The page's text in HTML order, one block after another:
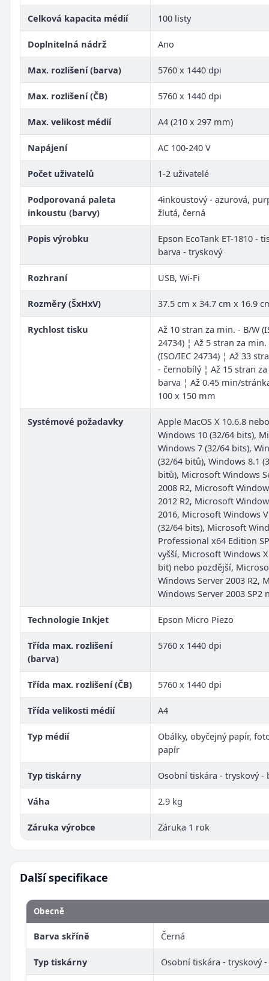
Celková kapacita médií 100 listy
Doplnitelná nádrž Ano
Max. rozlišení (barva) 5760 x 1440 dpi
Max. rozlišení (ČB) 5760 x 1440 dpi
Max. velikost médií A4 (210 x 297 mm)
Napájení AC 100-240 V
Počet uživatelů 1-2 uživatelé
Podporovaná paleta
inkoustu (barvy)
4inkoustový - azurová,
žlutá, černá
Popis výrobku
Epson EcoTank ET-1810 -
barva - tryskový
Rozhraní USB, Wi-Fi
Rozměry (ŠxHxV) 37.5 cm x 34.7 cm x 16.9
Rychlost tisku
Až 10 stran za min. - B/W
24734) ¦ Až 5 stran za
(ISO/IEC 24734) ¦ Až 33
- černobílý ¦ Až 15 stran
barva ¦ Až 0.45 min/
100 x 150 mm
Systémové požadavky
Apple MacOS X 10.6.8
Windows 10 (32/64 bits),
Windows 7 (32/64 bits),
(32/64 bitů), Windows 8.1
bitů), Microsoft Windows
2008 R2, Microsoft
2012 R2, Microsoft
2016, Microsoft Windows
(32/64 bits), Microsoft
Professional x64 Edition
vyšší, Microsoft Windows
bit) nebo pozdější,
Windows Server 2003 R2,
Windows Server 2003 SP2
Technologie Inkjet Epson Micro Piezo
Třída max. rozlišení
(barva)
5760 x 1440 dpi
Třída max. rozlišení (ČB) 5760 x 1440 dpi
Třída velikosti médií A4
Typ médií
Obálky, obyčejný papír,
papír
Typ tiskárny Osobní tiskára - tryskový -
Váha 2.9 kg
Záruka výrobce Záruka 1 rok
Další specifikace
Obecně
Barva skříně Černá
Typ tiskárny Osobní tiskára - tryskový